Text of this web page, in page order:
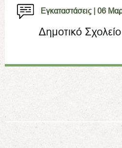
Εγκαταστάσεις | 06
Δημοτικό